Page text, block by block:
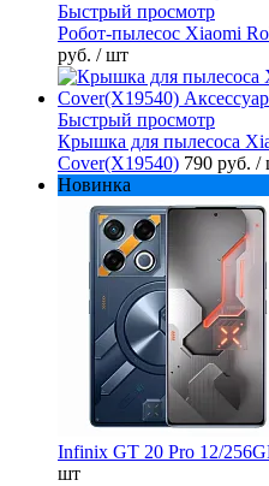
Быстрый просмотр
Робот-пылесос Xiaomi
руб. / шт
Быстрый просмотр
Крышка для пылесоса
Cover(X19540) 790 руб. /
Новинка
Infinix GT 20 Pro 12/
шт